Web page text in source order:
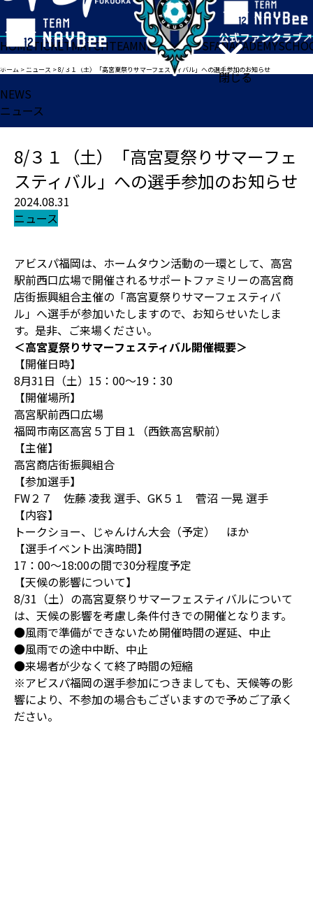
閉じる
HOMETICKETMATCHTEAMNEWSGOODSFANACADEMY
ホーム >ニュース >8/３１（土）「高宮夏祭りサマーフェスティバル」への選手参加のお知らせ
NEWS
ニュース
8/３１（土）「高宮夏祭りサマーフェ
スティバル」への選手参加のお知らせ
2024.08.31
ニュース
アビスパ福岡は、ホームタウン活動の一環として、高宮
駅前西口広場で開催されるサポートファミリーの高宮商
店街振興組合主催の「高宮夏祭りサマーフェスティバ
ル」へ選手が参加いたしますので、お知らせいたしま
す。是非、ご来場ください。
＜高宮夏祭りサマーフェスティバル開催概要＞
【開催日時】
8月31日（土）15：00～19：30
【開催場所】
高宮駅前西口広場
福岡市南区高宮５丁目１（西鉄高宮駅前）
【主催】
高宮商店街振興組合
【参加選手】
FW２７ 佐藤 凌我 選手、GK５１ 菅沼 一晃 選手
【内容】
トークショー、じゃんけん大会（予定） ほか
【選手イベント出演時間】
17：00～18:00の間で30分程度予定
【天候の影響について】
8/31（土）の高宮夏祭りサマーフェスティバルについて
は、天候の影響を考慮し条件付きでの開催となります。
●風雨で準備ができないため開催時間の遅延、中止
●風雨での途中中断、中止
●来場者が少なくて終了時間の短縮
※アビスパ福岡の選手参加につきましても、天候等の影
響により、不参加の場合もございますので予めご了承く
ださい。